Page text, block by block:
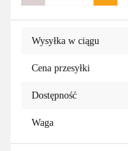
Wysyłka w ciągu
Cena przesyłki
Dostępność
Waga